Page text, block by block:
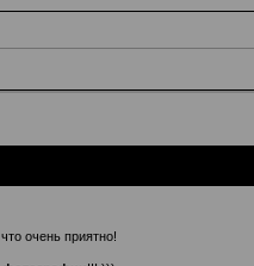
очень приятно!